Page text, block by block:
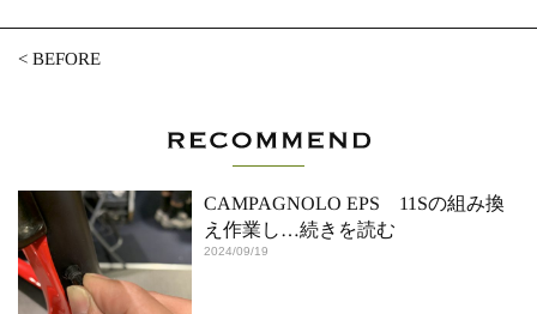
<BEFORE
CAMPAGNOLO EPS 11Sの組み換
え作業し …続きを読む
2024/09/19